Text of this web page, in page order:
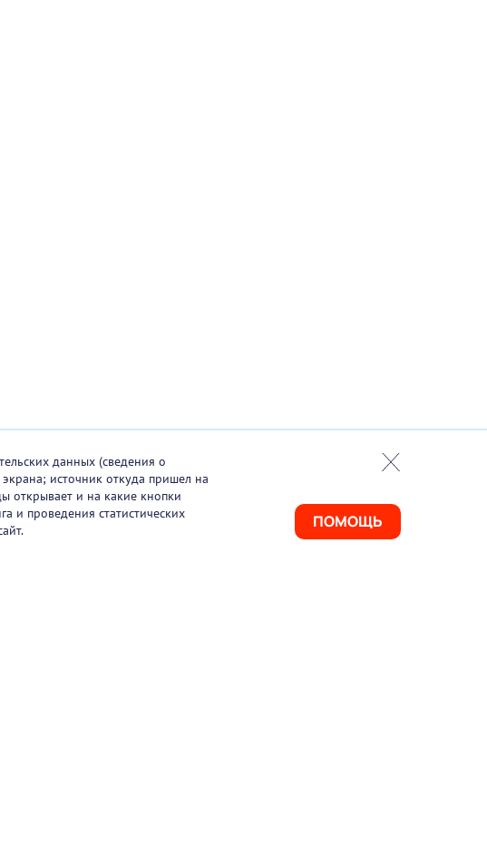
ПОМОЩЬ
данных (сведения о
источник откуда пришел на
открывает и на какие кнопки
и проведения статистических